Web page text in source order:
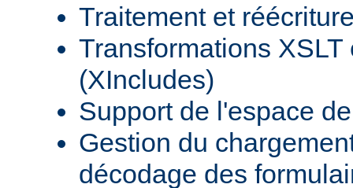
Traitement et
Transformations
(XIncludes)
Support de l'espace
Gestion du
décodage des